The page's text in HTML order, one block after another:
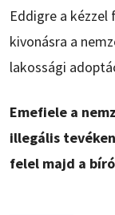
Eddigre a
kivonásra a
lakossági
Emefiele a
illegális
felel majd a